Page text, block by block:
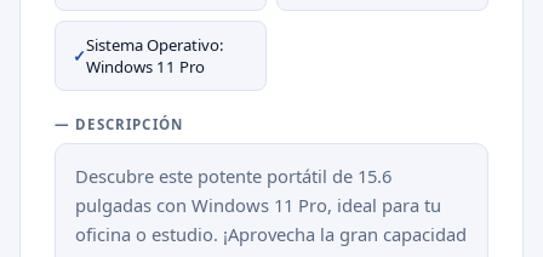
✓Sistema Operativo:
Windows 11 Pro
— DESCRIPCIÓN
Descubre este potente portátil de 15.6
pulgadas con Windows 11 Pro, ideal para tu
oficina o estudio. ¡Aprovecha la gran capacidad